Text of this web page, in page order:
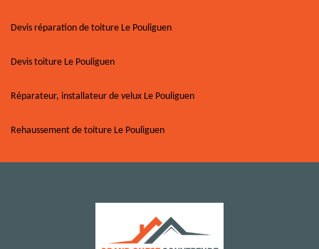
Devis réparation de toiture Le Pouliguen
Devis toiture Le Pouliguen
Réparateur, installateur de velux Le Pouliguen
Rehaussement de toiture Le Pouliguen